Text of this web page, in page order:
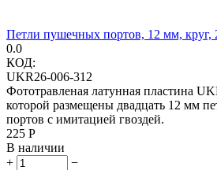
Петли пушечных портов, 12 мм, круг,
0.0
КОД:
UKR26-006-312
Фототравленая латунная пластина
которой размещены двадцать 12 мм
портов с имитацией гвоздей.
‍225‍ Р
В наличии
+
−